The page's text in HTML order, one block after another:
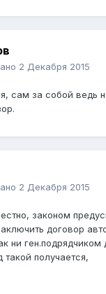
2 Декабря 2015
сам за собой ведь
2 Декабря 2015
законом
договор
ни
получается,